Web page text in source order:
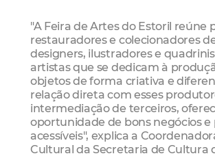
"A Feira de Artes do Estoril reúne
restauradores e colecionadores
designers, ilustradores e
artistas que se dedicam à
objetos de forma criativa e
relação direta com esses
intermediação de terceiros,
oportunidade de bons negócios e
acessíveis", explica a
Cultural da Secretaria de Cultura